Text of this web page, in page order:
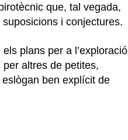
que, tal vegada,
i conjectures.
plans per a l’exploració
altres de petites,
ben explícit de